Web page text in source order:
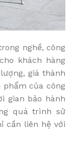
nghề, công
khách hàng
giá thành
phẩm của công
gian bảo hành
quá trình sử
cần liên hệ với